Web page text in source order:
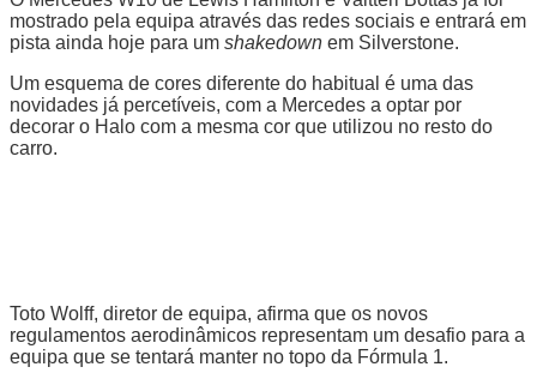
mostrado pela equipa através das redes sociais e entrará em
pista ainda hoje para um shakedown em Silverstone.
Um esquema de cores diferente do habitual é uma das
novidades já percetíveis, com a Mercedes a optar por
decorar o Halo com a mesma cor que utilizou no resto do
carro.
Toto Wolff, diretor de equipa, afirma que os novos
regulamentos aerodinâmicos representam um desafio para a
equipa que se tentará manter no topo da Fórmula 1.